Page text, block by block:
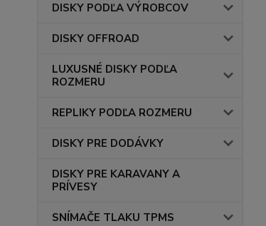
DISKY PODĽA VÝROBCOV
DISKY OFFROAD
LUXUSNÉ DISKY PODĽA
ROZMERU
REPLIKY PODĽA ROZMERU
DISKY PRE DODÁVKY
DISKY PRE KARAVANY A
PRÍVESY
SNÍMAČE TLAKU TPMS